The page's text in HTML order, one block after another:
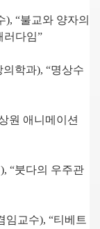
), “불교와 양자의
러다임”
의학과), “명상수
원 애니메이션
), “붓다의 우주관
임교수), “티베트